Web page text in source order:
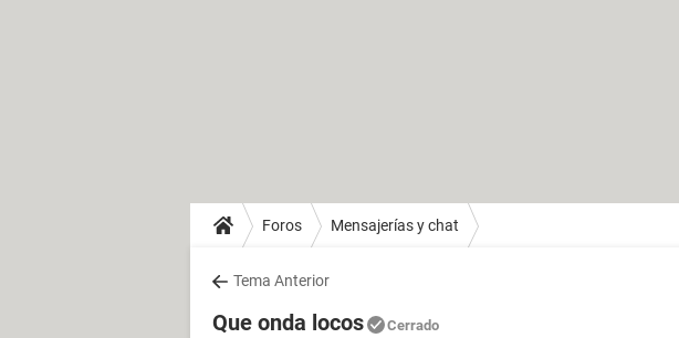
Foros Mensajerías y chat
Tema Anterior
Que onda locos Cerrado